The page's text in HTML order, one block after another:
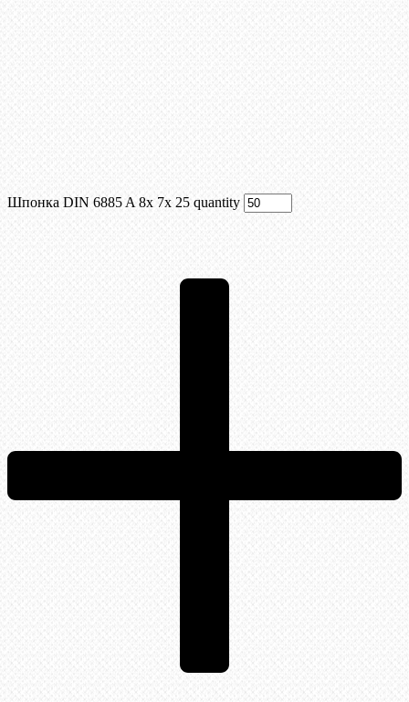
Шпонка DIN 6885 A 8x 7x 25 quantity